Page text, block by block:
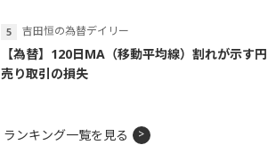
吉田恒の為替デイリー
【為替】120日MA（移動平均線）割れが示す円
売り取引の損失
ランキング一覧を見る